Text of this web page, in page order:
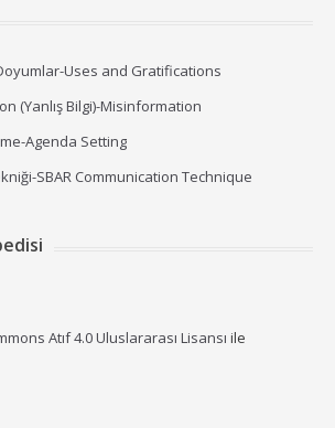
Uses and Gratifications
(Yanlış Bilgi)-Misinformation
Agenda Setting
SBAR Communication Technique
Atıf 4.0 Uluslararası Lisansı ile